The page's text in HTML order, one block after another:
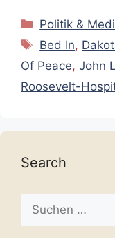
Kategorien
Politik &
Schlagwörter
Bed In,
Of Peace, John
Roosevelt-
Search
Suche
nach: